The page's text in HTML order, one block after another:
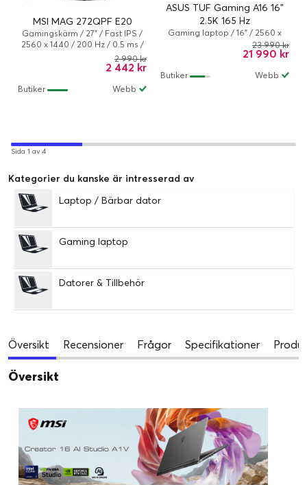
MSI MAG 272QPF E20
Gamingskärm / 27" / Fast IPS /
2560 x 1440 / 200 Hz / 0.5 ms /
Lutning, Vridbar bas, Pivot
(rotation), Höjd2 442 kr
2 990 kr
Webb
Butiker
ASUS TUF Gaming A16 16"
2.5K 165 Hz
Gaming laptop / 16" / 2560 x
1600 / 165 Hz / Ryzen 7 / 32 GB /
1 TB / NVIDIA GeForce RTX 5070
11 Home
21 990 kr
23 990 kr
Webb
Butiker
Sida 1 av 4
Kategorier du kanske är intresserad av
Laptop / Bärbar dator
Gaming laptop
Datorer & Tillbehör
Översikt Recensioner Frågor Specifikationer
Översikt